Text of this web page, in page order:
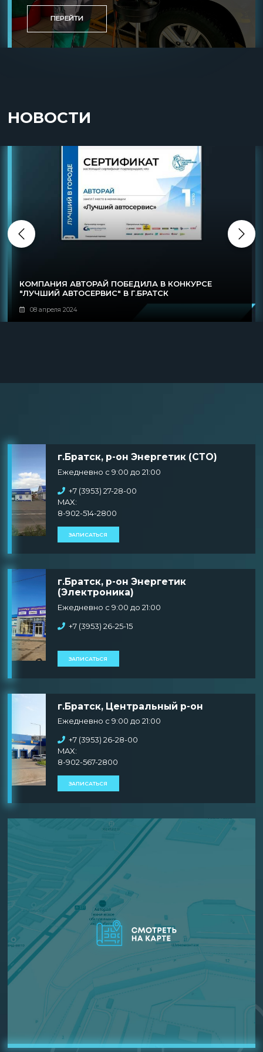
ПЕРЕЙТИ
НОВОСТИ
КОМПАНИЯ АВТОРАЙ ПОБЕДИЛА В КОНКУРСЕ
"ЛУЧШИЙ АВТОСЕРВИС" В Г.БРАТСК
08 апреля 2024
г.Братск, р-он Энергетик (СТО)
Ежедневно с 9:00 до 21:00
+7 (3953) 27-28-00
MAX:
8-902-514-2800
ЗАПИСАТЬСЯ
г.Братск, р-он Энергетик
(Электроника)
Ежедневно с 9:00 до 21:00
+7 (3953) 26-25-15
ЗАПИСАТЬСЯ
г.Братск, Центральный р-он
Ежедневно с 9:00 до 21:00
+7 (3953) 26-28-00
MAX:
8-902-567-2800
ЗАПИСАТЬСЯ